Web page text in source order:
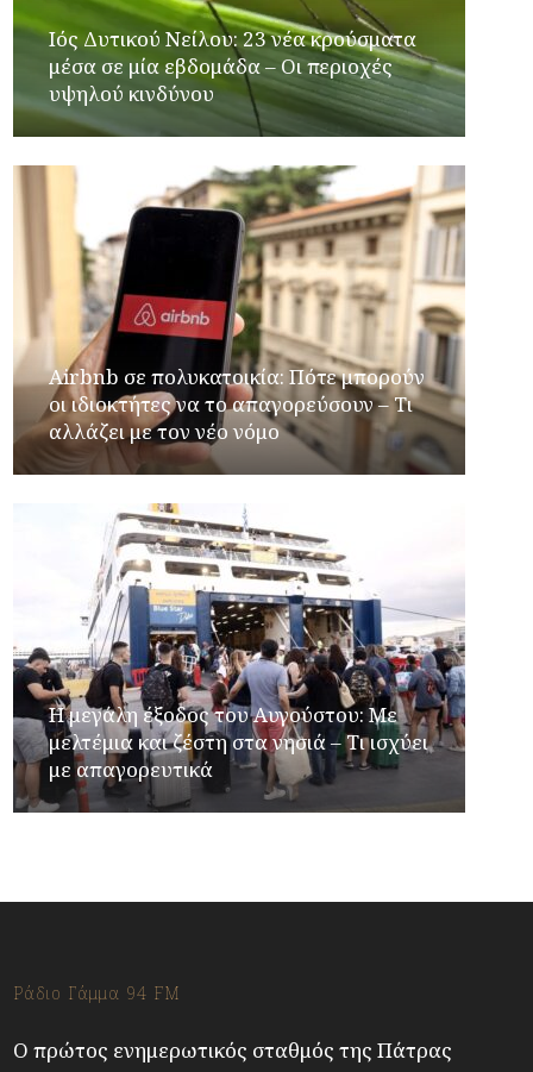
Ιός Δυτικού Νείλου: 23 νέα κρούσματα
μέσα σε μία εβδομάδα – Οι περιοχές
υψηλού κινδύνου
Airbnb σε πολυκατοικία: Πότε μπορούν
οι ιδιοκτήτες να το απαγορεύσουν – Τι
αλλάζει με τον νέο νόμο
Η μεγάλη έξοδος του Αυγούστου: Με
μελτέμια και ζέστη στα νησιά – Τι ισχύει
με απαγορευτικά
Ράδιο Γάμμα 94 FM
Ο πρώτος ενημερωτικός σταθμός της Πάτρας